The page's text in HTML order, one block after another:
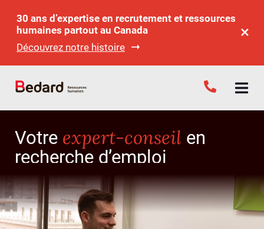
30 ans d’expertise en recrutement et ressources
humaines partout au Canada
Découvrez notre histoire
Votre expert-conseil en
recherche d’emploi